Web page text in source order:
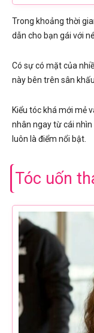
Trong khoảng thời
dẫn cho bạn gái với
Có sự có mặt của
này bên trên sân
Kiểu tóc khá mới mẻ
nhân ngay từ cái
luôn là điểm nổi bật.
Tóc uốn